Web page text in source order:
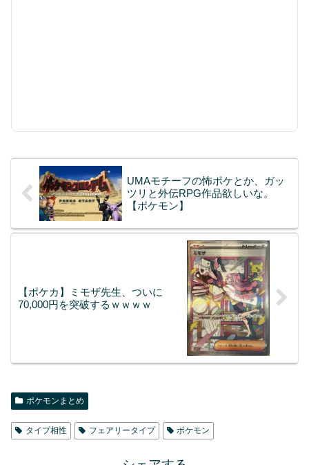
UMAモチーフの怖ポケとか、ガッ
ツリと外伝RPG作品欲しいな。
【ポケモン】
【ポケカ】ミモザ先生、ついに
70,000円を突破するｗｗｗｗ
ポケモンまとめ
タイプ相性 フェアリータイプ ポケモン